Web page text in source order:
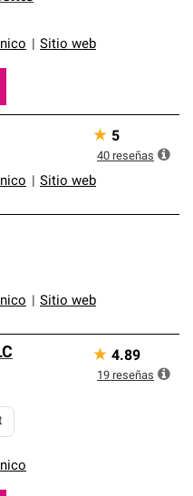
y requisitos estrictos
Sitio web
Sitio web
★ 5
40 reseñas
Sitio web
★ 4.89
19 reseñas